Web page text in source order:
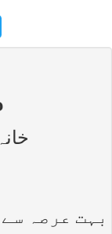
بہت عرصہ